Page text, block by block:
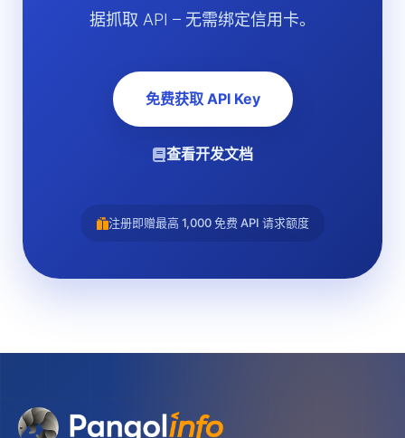
据抓取 API – 无需绑定信用卡。
免费获取 API Key
查看开发文档
注册即赠最高 1,000 免费 API 请求额度